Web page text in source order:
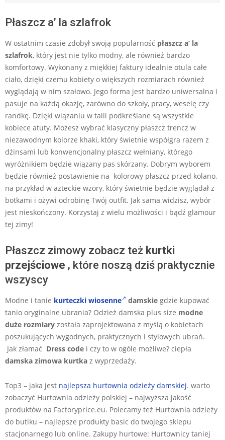
Płaszcz a’ la szlafrok
W ostatnim czasie zdobył swoją popularność płaszcz a’ la
szlafrok, który jest nie tylko modny, ale również bardzo
komfortowy. Wykonany z miękkiej faktury idealnie otula całe
ciało, dzięki czemu kobiety o większych rozmiarach również
wyglądają w nim szałowo. Jego forma jest bardzo uniwersalna i
pasuje na każdą okazję, zarówno do szkoły, pracy, weselę czy
randkę. Dzięki wiązaniu w talii podkreślane są wszystkie
kobiece atuty. Możesz wybrać klasyczny płaszcz trencz w
niezawodnym kolorze khaki, który świetnie współgra razem z
dżinsami lub konwencjonalny płaszcz wełniany, którego
wyróżnikiem będzie wiązany pas skórzany. Dobrym wyborem
będzie również postawienie na kolorowy płaszcz przed kolano,
na przykład w azteckie wzory, który świetnie będzie wyglądał z
botkami i ożywi odrobinę Twój outfit. Jak sama widzisz, wybór
jest nieskończony. Korzystaj z wielu możliwości i bądź glamour
tej zimy!
Płaszcz zimowy zobacz też kurtki
przejściowe , które noszą dziś praktycznie
wszyscy
Modne i tanie kurteczki wiosenne damskie gdzie kupować
tanio oryginalne ubrania? Odzież damska plus size modne
duże rozmiary została zaprojektowana z myślą o kobietach
poszukujących wygodnych, praktycznych i stylowych ubrań.
Jak złamać Dress code i czy to w ogóle możliwe? ciepła
damska zimowa kurtka z wyprzedaży.
Top3 – jaka jest najlepsza hurtownia odzieży damskiej. warto
zobaczyć Hurtownia odzieży polskiej – najwyższa jakość
produktów na Factoryprice.eu. Polecamy też Hurtownia odzieży
do butiku – najlepsze produkty basic do twojego sklepu
stacjonarnego lub online. Zakupy hurtowe: Hurtownicy taniej